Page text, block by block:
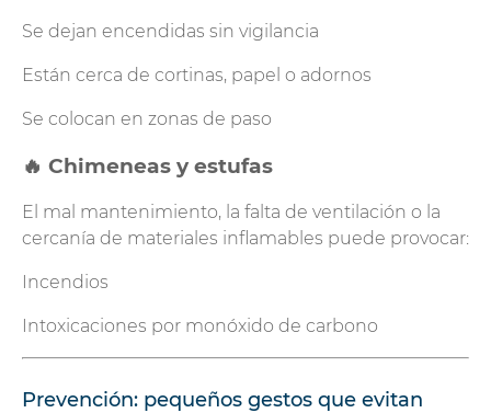
Se dejan encendidas sin vigilancia
Están cerca de cortinas, papel o adornos
Se colocan en zonas de paso
🔥 Chimeneas y estufas
El mal mantenimiento, la falta de ventilación o la
cercanía de materiales inflamables puede provocar:
Incendios
Intoxicaciones por monóxido de carbono
Prevención: pequeños gestos que evitan